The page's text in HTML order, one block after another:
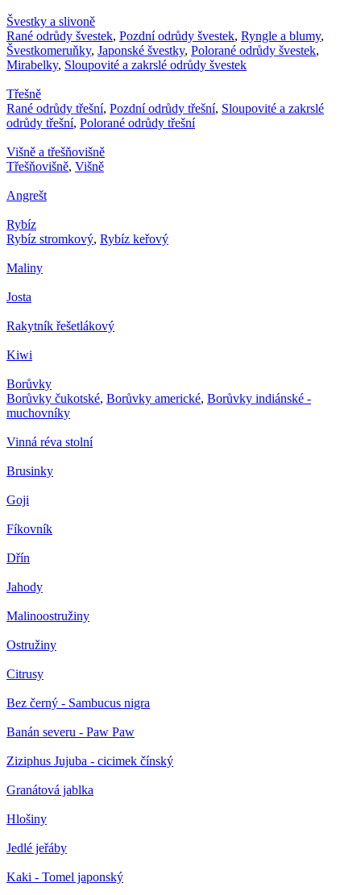
Švestky a slivoně
Rané odrůdy švestek, Pozdní odrůdy švestek, Ryngle a blumy,
Švestkomeruňky, Japonské švestky, Polorané odrůdy švestek,
Mirabelky, Sloupovité a zakrslé odrůdy švestek
Třešně
Rané odrůdy třešní, Pozdní odrůdy třešní, Sloupovité a zakrslé
odrůdy třešní, Polorané odrůdy třešní
Višně a třešňovišně
Třešňovišně, Višně
Angrešt
Rybíz
Rybíz stromkový, Rybíz keřový
Maliny
Josta
Rakytník řešetlákový
Kiwi
Borůvky
Borůvky čukotské, Borůvky americké, Borůvky indiánské -
muchovníky
Vinná réva stolní
Brusinky
Goji
Fíkovník
Dřín
Jahody
Malinoostružiny
Ostružiny
Citrusy
Bez černý - Sambucus nigra
Banán severu - Paw Paw
Ziziphus Jujuba - cicimek čínský
Granátová jablka
Hlošiny
Jedlé jeřáby
Kaki - Tomel japonský